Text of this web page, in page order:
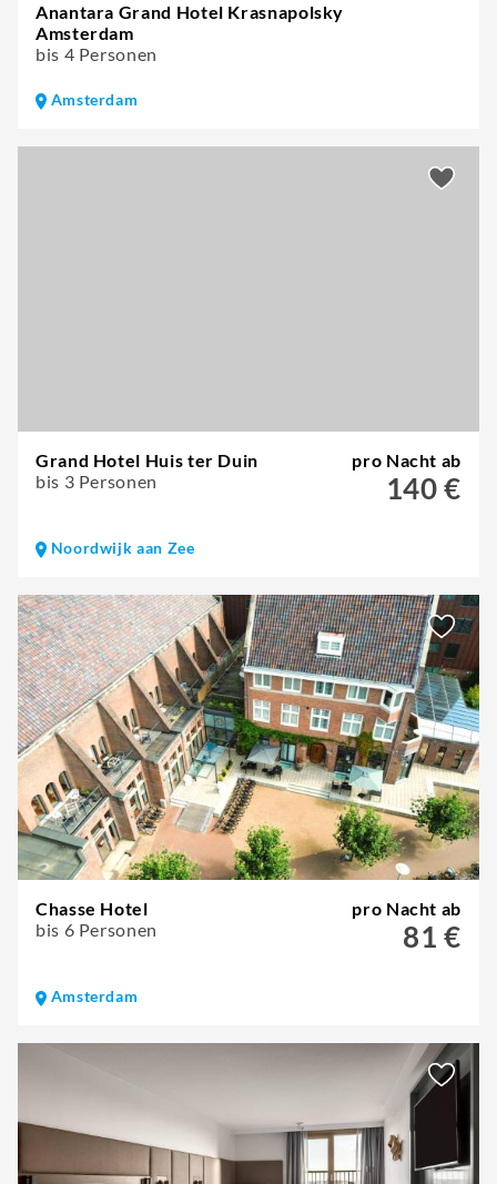
Anantara Grand Hotel Krasnapolsky
Amsterdam
bis 4 Personen
Amsterdam
Grand Hotel Huis ter Duin
bis 3 Personen
pro Nacht ab
140 €
Noordwijk aan Zee
Chasse Hotel
bis 6 Personen
pro Nacht ab
81 €
Amsterdam